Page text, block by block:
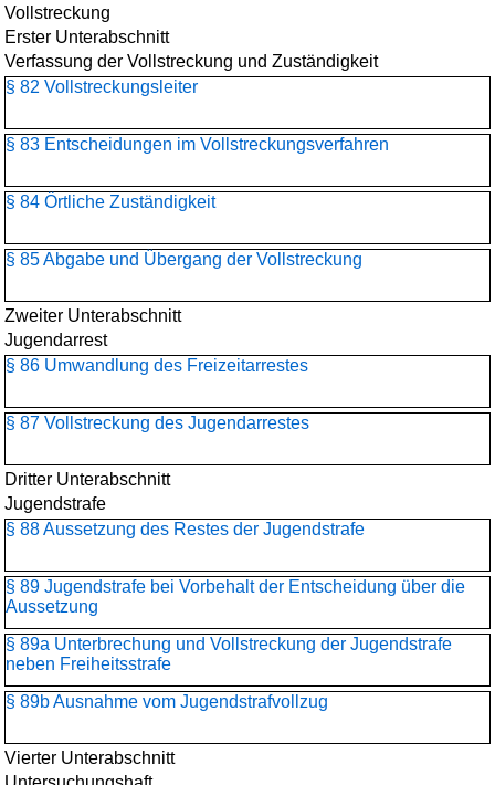
Vollstreckung
Erster Unterabschnitt
Verfassung der Vollstreckung und Zuständigkeit
§ 82 Vollstreckungsleiter
§ 83 Entscheidungen im Vollstreckungsverfahren
§ 84 Örtliche Zuständigkeit
§ 85 Abgabe und Übergang der Vollstreckung
Zweiter Unterabschnitt
Jugendarrest
§ 86 Umwandlung des Freizeitarrestes
§ 87 Vollstreckung des Jugendarrestes
Dritter Unterabschnitt
Jugendstrafe
§ 88 Aussetzung des Restes der Jugendstrafe
§ 89 Jugendstrafe bei Vorbehalt der Entscheidung über die
Aussetzung
§ 89a Unterbrechung und Vollstreckung der Jugendstrafe
neben Freiheitsstrafe
§ 89b Ausnahme vom Jugendstrafvollzug
Vierter Unterabschnitt